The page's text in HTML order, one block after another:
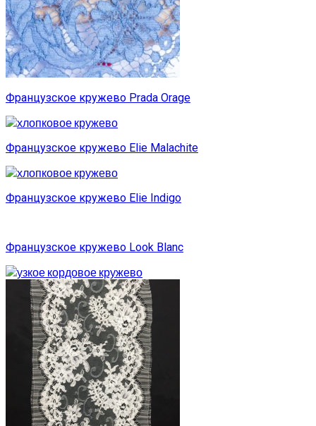
Французское кружево Prada Orage
Французское кружево Elie Malachite
Французское кружево Elie Indigo
Французское кружево Look Blanc